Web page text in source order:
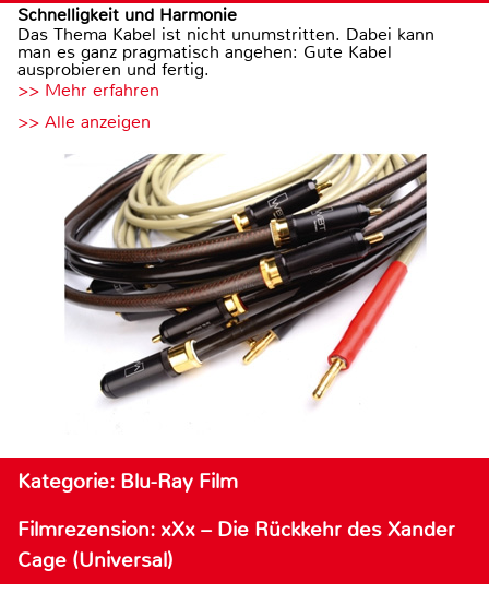
Schnelligkeit und Harmonie
Das Thema Kabel ist nicht unumstritten. Dabei kann
man es ganz pragmatisch angehen: Gute Kabel
ausprobieren und fertig.
>> Mehr erfahren
>> Alle anzeigen
Kategorie: Blu-Ray Film
Filmrezension: xXx – Die Rückkehr des Xander
Cage (Universal)